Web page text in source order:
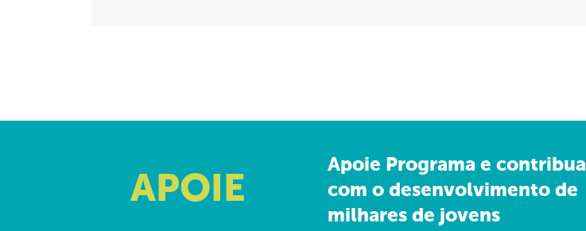
APOIE
Apoie Programa e contribua
com o desenvolvimento de
milhares de jovens